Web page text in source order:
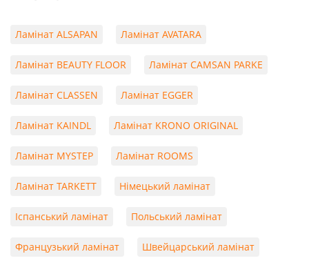
Ламінат ALSAPAN Ламінат AVATARA
Ламінат BEAUTY FLOOR Ламінат CAMSAN PARKE
Ламінат CLASSEN Ламінат EGGER
Ламінат KAINDL Ламінат KRONO ORIGINAL
Ламінат MYSTEP Ламінат ROOMS
Ламінат TARKETT Німецький ламінат
Іспанський ламінат Польський ламінат
Французький ламінат Швейцарський ламінат